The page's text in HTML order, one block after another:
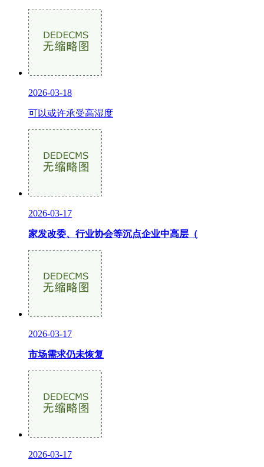
2026-03-18
可以或许承受高湿度
2026-03-17
家发改委、行业协会等沉点企业中高层（
2026-03-17
市场需求仍未恢复
2026-03-17